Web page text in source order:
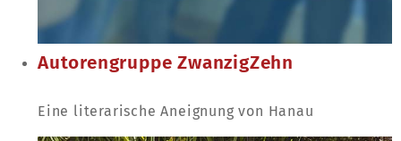
Autorengruppe ZwanzigZehn
Eine literarische Aneignung von Hanau